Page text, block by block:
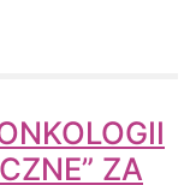
ZA